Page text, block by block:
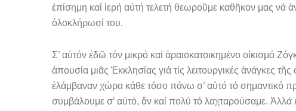
ἐπίσημη καί ἱερή αὐτή τελετή θεωροῦμε κα­θῆκον μας
ὁλο­κλήρωσί του.
Σ’ αὐτόν ἐδῶ τόν μικρό καί ἀραιοκατοικημένο οἰκισμό
ἀπουσία μιᾶς Ἐκκλη­σίας γιά τίς λειτουργικές ἀνάγκες
ἐλάμβαναν χώρα κάθε τόσο πάνω σ’ αὐτό τό σημαντικό
συμβάλουμε σ’ αὐτό, ἄν καί πολύ τό λαχταρούσαμε.